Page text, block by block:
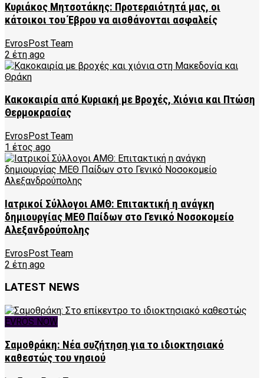
Κυριάκος Μητσοτάκης: Προτεραιότητά μας, οι
κάτοικοι του Έβρου να αισθάνονται ασφαλείς
EvrosPost Team
2 έτη ago
Κακοκαιρία από Κυριακή με Βροχές, Χιόνια και Πτώση
Θερμοκρασίας
EvrosPost Team
1 έτος ago
Ιατρικοί Σύλλογοι ΑΜΘ: Επιτακτική η ανάγκη
δημιουργίας ΜΕΘ Παίδων στο Γενικό Νοσοκομείο
Αλεξανδρούπολης
EvrosPost Team
2 έτη ago
LATEST NEWS
EVROS NOW
Σαμοθράκη: Νέα συζήτηση για το ιδιοκτησιακό
καθεστώς του νησιού